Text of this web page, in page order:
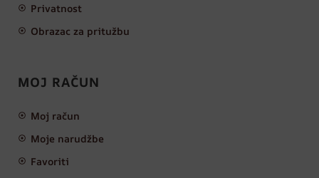
Privatnost
Obrazac za pritužbu
MOJ RAČUN
Moj račun
Moje narudžbe
Favoriti